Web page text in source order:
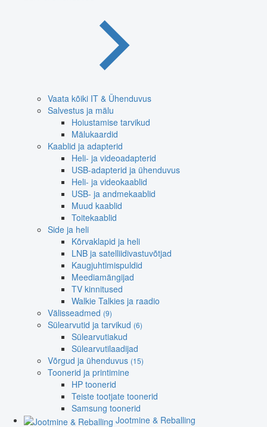
Vaata kõiki IT & Ühenduvus
Salvestus ja mälu
Hoiustamise tarvikud
Mälukaardid
Kaablid ja adapterid
Heli- ja videoadapterid
USB-adapterid ja ühenduvus
Heli- ja videokaablid
USB- ja andmekaablid
Muud kaablid
Toitekaablid
Side ja heli
Kõrvaklapid ja heli
LNB ja satelliidivastuvõtjad
Kaugjuhtimispuldid
Meediamängijad
TV kinnitused
Walkie Talkies ja raadio
Välisseadmed (9)
Sülearvutid ja tarvikud (6)
Sülearvutiakud
Sülearvutilaadijad
Võrgud ja ühenduvus (15)
Toonerid ja printimine
HP toonerid
Teiste tootjate toonerid
Samsung toonerid
Jootmine & Reballing